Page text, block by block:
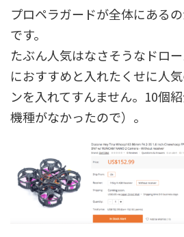
プロペラガードが全体にある
です。
たぶん人気はなさそうなドロ
におすすめと入れたくせに人
ンを入れてすんません。10個
機種がなかったので）。